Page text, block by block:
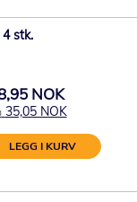
stk.
NOK
35,05 NOK
LEGG I KURV